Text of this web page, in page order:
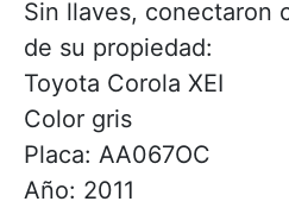
Sin llaves, conectaron
de su propiedad:
Toyota Corola XEI
Color gris
Placa: AA067OC
Año: 2011